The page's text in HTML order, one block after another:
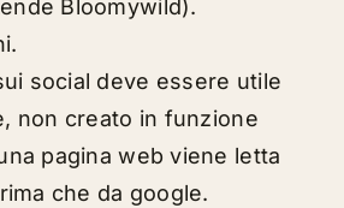
Bloomywild).
social deve essere utile
non creato in funzione
pagina web viene letta
che da google.